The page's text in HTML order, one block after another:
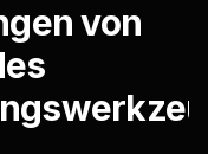
von